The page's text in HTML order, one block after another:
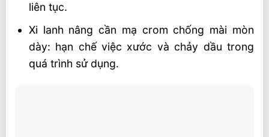
liên tục.
Xi lanh nâng cần mạ crom chống mài mòn
dày: hạn chế việc xước và chảy dầu trong
quá trình sử dụng.